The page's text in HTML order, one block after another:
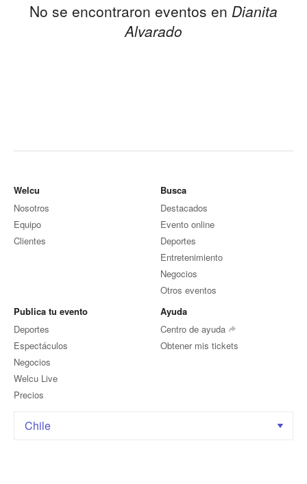
No se encontraron eventos en Dianita
Alvarado
Welcu
Nosotros
Equipo
Clientes
Busca
Destacados
Evento online
Deportes
Entretenimiento
Negocios
Otros eventos
Publica tu evento
Deportes
Espectáculos
Negocios
Welcu Live
Precios
Ayuda
Centro de ayuda
Obtener mis tickets
Chile